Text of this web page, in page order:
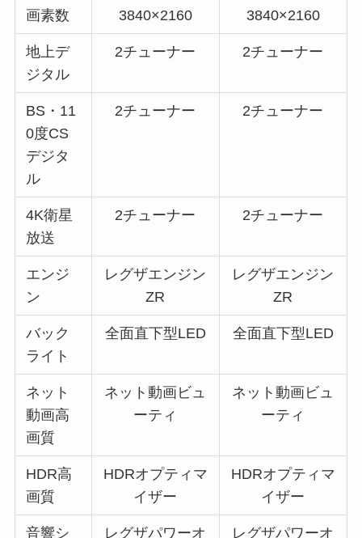
画素数 3840×2160 3840×2160
地上デ
ジタル
2チューナー 2チューナー
BS・11
0度CS
デジタ
ル
2チューナー 2チューナー
4K衛星
放送
2チューナー 2チューナー
エンジ
ン
レグザエンジン
ZR
レグザエンジン
ZR
バック
ライト
全面直下型LED 全面直下型LED
ネット
動画高
画質
ネット動画ビュ
ーティ
ネット動画ビュ
ーティ
HDR高
画質
HDRオプティマ
イザー
HDRオプティマ
イザー
音響シ
レグザパワーオ
レグザパワーオ